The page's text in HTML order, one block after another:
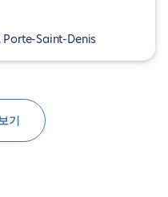
Porte-Saint-Denis
기